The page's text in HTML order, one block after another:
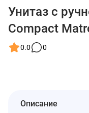
Унитаз с
Compact
0.0 0
Описание